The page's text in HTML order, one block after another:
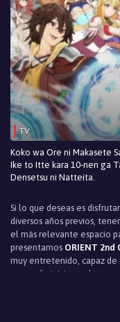
TV
Koko wa Ore ni Makasete
Ike to Itte kara 10-nen ga
Densetsu ni Natteita.
Si lo que deseas es
diversos años previos,
el más relevante espacio
presentamos ORIENT 2nd
muy entretenido, capaz
en que lo inicias a